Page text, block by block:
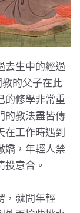
去生中的經過
的父子在此
的修學非常重
的教法盡皆傳
工作時遇到
嬌，年輕人禁
意合。
，就問年輕